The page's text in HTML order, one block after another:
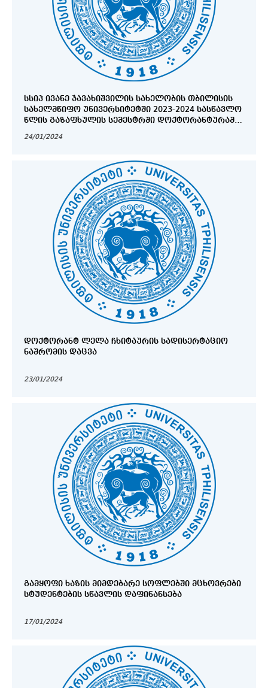
ᲡᲡᲘᲞ ᲘᲕᲐᲜᲔ ᲯᲐᲕᲐᲮᲘᲨᲕᲘᲚᲘᲡ ᲡᲐᲮᲔᲚᲝᲑᲘᲡ ᲗᲑᲘᲚᲘᲡᲘᲡ
ᲡᲐᲮᲔᲚᲛᲬᲘᲤᲝ ᲣᲜᲘᲕᲔᲠᲡᲘᲢᲔᲢᲨᲘ 2023-2024 ᲡᲐᲡᲬᲐᲕᲚᲝ
ᲬᲚᲘᲡ ᲒᲐᲖᲐᲤᲮᲣᲚᲘᲡ ᲡᲔᲛᲔᲡᲢᲠᲨᲘ ᲓᲝᲥᲢᲝᲠᲐᲜᲢᲣᲠᲐᲨᲘ
ᲓᲝᲙᲣᲛᲔᲜᲢᲔᲑᲘᲡ ᲜᲣᲡᲮᲘᲡ ᲒᲐᲜᲡᲐᲖᲦᲕᲠᲘᲡ ᲨᲔᲡᲐᲮᲔᲑ
24/01/2024
ᲓᲝᲥᲢᲝᲠᲐᲜᲢ ᲚᲔᲚᲐ ᲩᲮᲘᲢᲐᲣᲠᲘᲡ ᲡᲐᲓᲘᲡᲔᲠᲢᲐᲪᲘᲝ
ᲜᲐᲨᲠᲝᲛᲘᲡ ᲓᲐᲪᲕᲐ
23/01/2024
ᲒᲐᲛᲧᲝᲤᲘ ᲮᲐᲖᲘᲡ ᲛᲘᲛᲓᲔᲑᲐᲠᲔ ᲡᲝᲤᲚᲔᲑᲨᲘ ᲛᲪᲮᲝᲕᲠᲔᲑᲘ
ᲡᲢᲣᲓᲔᲜᲢᲔᲑᲘᲡ ᲡᲬᲐᲕᲚᲘᲡ ᲓᲐᲤᲘᲜᲐᲜᲡᲔᲑᲐ
17/01/2024